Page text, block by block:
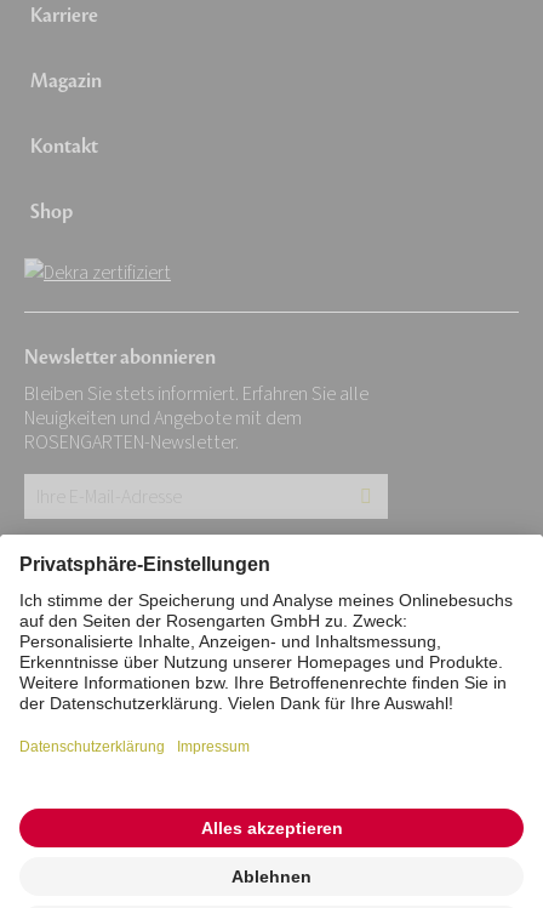
Karriere
Magazin
Kontakt
Shop
Newsletter abonnieren
Bleiben Sie stets informiert. Erfahren Sie alle
Neuigkeiten und Angebote mit dem
ROSENGARTEN-Newsletter.
E-
Mail-
Adresse:
*
Impressum Datenschutz
Stiftung
Interne Meldestelle
Zahlungsmittel
Barrierefreiheitserklärung
Vertrag widerrufen
© 2026 ROSENGARTEN-Tierbestattung